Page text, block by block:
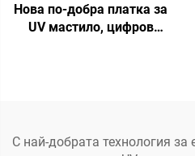
Нова по-добра платка за
UV мастило, цифров
С най-добрата технология за